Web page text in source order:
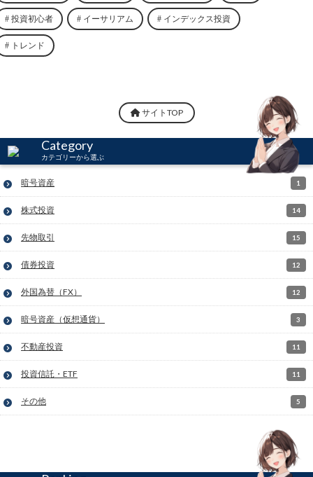
投資初心者 イーサリアム インデックス投資
トレンド
サイトTOP
Category
カテゴリーから選ぶ
暗号資産 1
株式投資 14
先物取引 15
債券投資 12
外国為替（FX） 12
暗号資産（仮想通貨） 3
不動産投資 11
投資信託・ETF 11
その他 5